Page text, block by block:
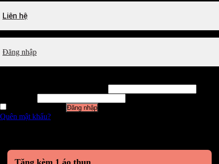
Tặng kèm 1 áo thun
Liên hệ
Đăng nhập
Đăng nhập
Quên mật khẩu?